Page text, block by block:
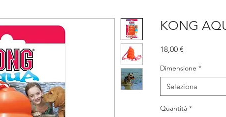
KONG
18,00 €
Dimensione *
Seleziona
Quantità *